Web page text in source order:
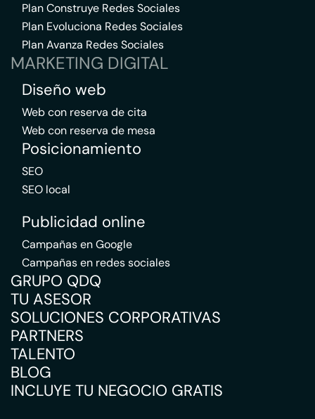
Plan Construye Redes Sociales
Plan Evoluciona Redes Sociales
Plan Avanza Redes Sociales
MARKETING DIGITAL
Diseño web
Web con reserva de cita
Web con reserva de mesa
Posicionamiento
SEO
SEO local
Publicidad online
Campañas en Google
Campañas en redes sociales
GRUPO QDQ
TU ASESOR
SOLUCIONES CORPORATIVAS
PARTNERS
TALENTO
BLOG
INCLUYE TU NEGOCIO GRATIS